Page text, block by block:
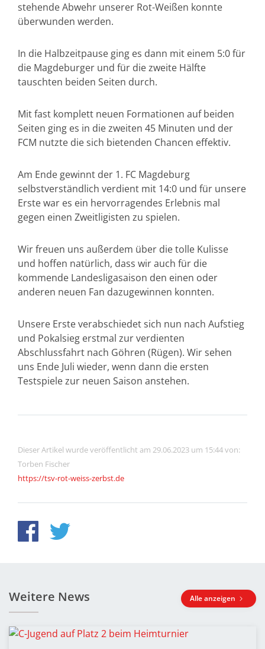
stehende Abwehr unserer Rot-Weißen konnte
überwunden werden.
In die Halbzeitpause ging es dann mit einem 5:0 für
die Magdeburger und für die zweite Hälfte
tauschten beiden Seiten durch.
Mit fast komplett neuen Formationen auf beiden
Seiten ging es in die zweiten 45 Minuten und der
FCM nutzte die sich bietenden Chancen effektiv.
Am Ende gewinnt der 1. FC Magdeburg
selbstverständlich verdient mit 14:0 und für unsere
Erste war es ein hervorragendes Erlebnis mal
gegen einen Zweitligisten zu spielen.
Wir freuen uns außerdem über die tolle Kulisse
und hoffen natürlich, dass wir auch für die
kommende Landesligasaison den einen oder
anderen neuen Fan dazugewinnen konnten.
Unsere Erste verabschiedet sich nun nach Aufstieg
und Pokalsieg erstmal zur verdienten
Abschlussfahrt nach Göhren (Rügen). Wir sehen
uns Ende Juli wieder, wenn dann die ersten
Testspiele zur neuen Saison anstehen.
Dieser Artikel wurde veröffentlicht am 29.06.2023 um 15:44 von:
Torben Fischer
https://tsv-rot-weiss-zerbst.de
Weitere News Alle anzeigen